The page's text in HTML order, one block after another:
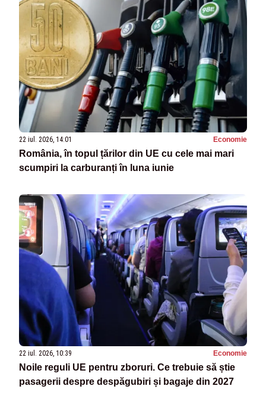
22 iul. 2026, 14:01 Economie
România, în topul țărilor din UE cu cele mai mari
scumpiri la carburanți în luna iunie
22 iul. 2026, 10:39 Economie
Noile reguli UE pentru zboruri. Ce trebuie să știe
pasagerii despre despăgubiri și bagaje din 2027